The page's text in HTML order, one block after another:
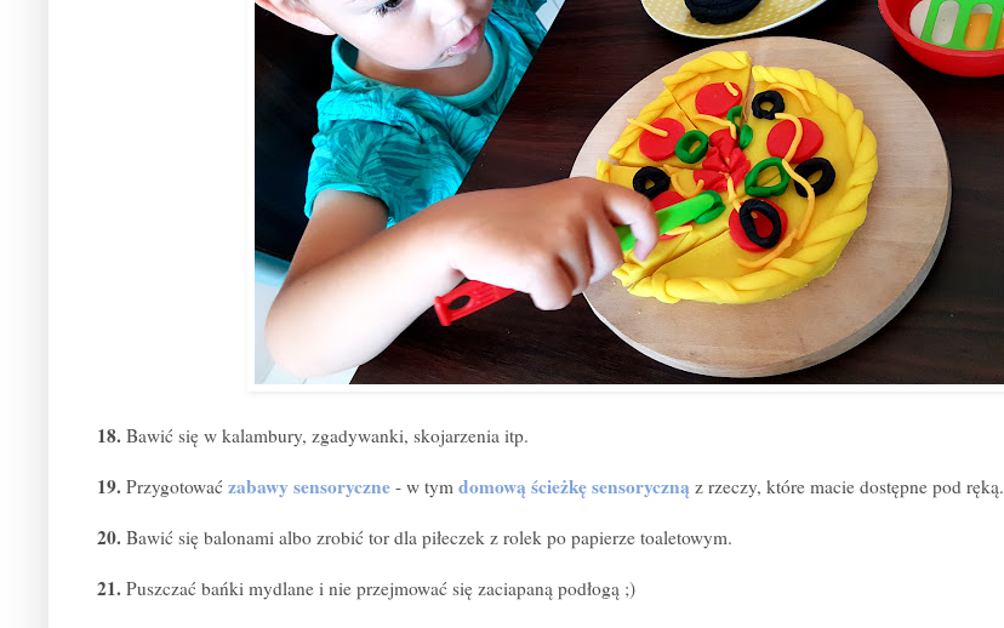
18. Bawić się w kalambury, zgadywanki, skojarzenia itp.
19. Przygotować zabawy sensoryczne - w tym domową ścieżkę sensoryczną z rzeczy, które macie dostępne pod ręką.
20. Bawić się balonami albo zrobić tor dla piłeczek z rolek po papierze toaletowym.
21. Puszczać bańki mydlane i nie przejmować się zaciapaną podłogą ;)